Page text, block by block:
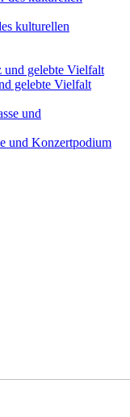
kulturellen
gelebte Vielfalt
und Konzertpodium